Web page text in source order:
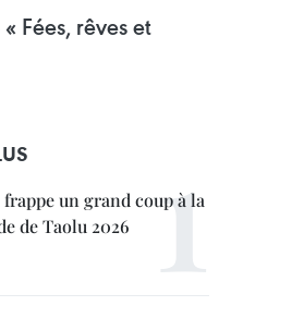
Fées, rêves et
un grand coup à la
de Taolu 2026